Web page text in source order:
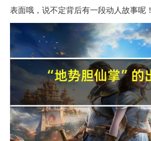
表面哦，说不定背后有一段动人故事呢！